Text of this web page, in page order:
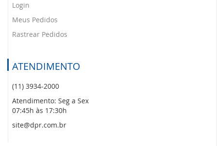
Login
Meus Pedidos
Rastrear Pedidos
ATENDIMENTO
(11) 3934-2000
Atendimento: Seg a Sex
07:45h às 17:30h
site@dpr.com.br